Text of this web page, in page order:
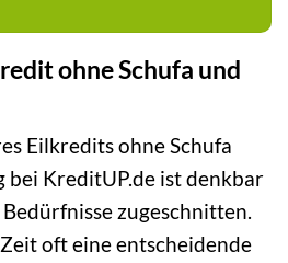
ohne Schufa und
Eilkredits ohne Schufa
KreditUP.de ist denkbar
zugeschnitten.
oft eine entscheidende